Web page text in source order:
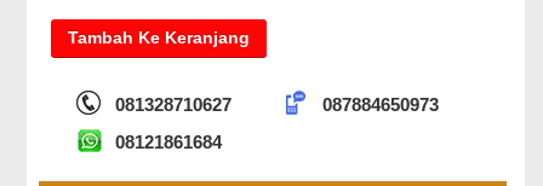
081328710627
087884650973
08121861684